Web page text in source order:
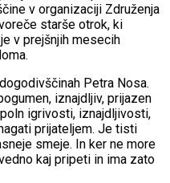
v organizaciji Združenja
starše otrok, ki
v prejšnjih mesecih
Petra Nosa.
iznajdljiv, prijazen
igrivosti, iznajdljivosti,
prijateljem. Je tisti
smeje. In ker ne more
kaj pripeti in ima zato